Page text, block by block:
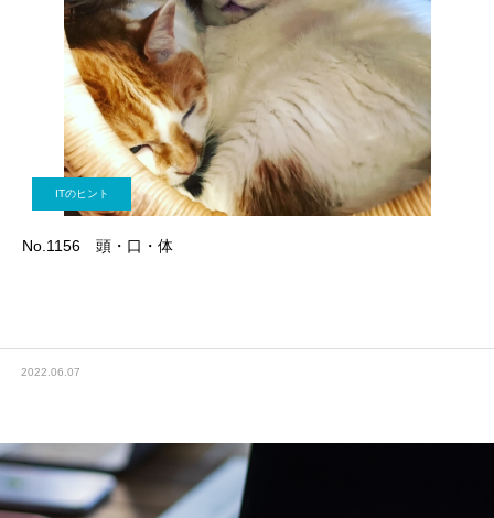
ITのヒント
No.1156 頭・口・体
2022.06.07